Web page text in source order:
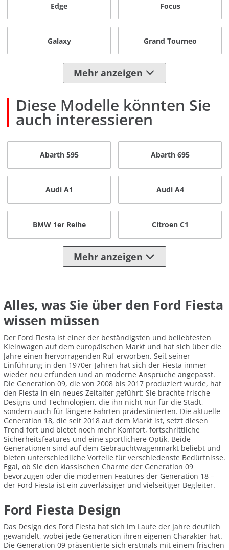
Edge Focus
Galaxy Grand Tourneo
Mehr anzeigen
Diese Modelle könnten Sie
auch interessieren
Abarth 595 Abarth 695
Audi A1 Audi A4
BMW 1er Reihe Citroen C1
Mehr anzeigen
Alles, was Sie über den Ford Fiesta
wissen müssen
Der Ford Fiesta ist einer der beständigsten und beliebtesten
Kleinwagen auf dem europäischen Markt und hat sich über die
Jahre einen hervorragenden Ruf erworben. Seit seiner
Einführung in den 1970er-Jahren hat sich der Fiesta immer
wieder neu erfunden und an moderne Ansprüche angepasst.
Die Generation 09, die von 2008 bis 2017 produziert wurde, hat
den Fiesta in ein neues Zeitalter geführt: Sie brachte frische
Designs und Technologien, die ihn nicht nur für die Stadt,
sondern auch für längere Fahrten prädestinierten. Die aktuelle
Generation 18, die seit 2018 auf dem Markt ist, setzt diesen
Trend fort und bietet noch mehr Komfort, fortschrittliche
Sicherheitsfeatures und eine sportlichere Optik. Beide
Generationen sind auf dem Gebrauchtwagenmarkt beliebt und
bieten unterschiedliche Vorteile für verschiedenste Bedürfnisse.
Egal, ob Sie den klassischen Charme der Generation 09
bevorzugen oder die modernen Features der Generation 18 –
der Ford Fiesta ist ein zuverlässiger und vielseitiger Begleiter.
Ford Fiesta Design
Das Design des Ford Fiesta hat sich im Laufe der Jahre deutlich
gewandelt, wobei jede Generation ihren eigenen Charakter hat.
Die Generation 09 präsentierte sich erstmals mit einem frischen